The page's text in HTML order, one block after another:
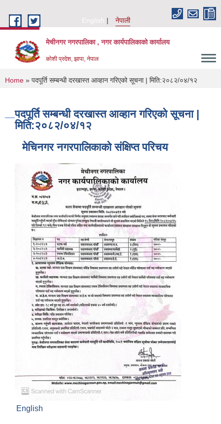
English
नेपाली
मेचीनगर नगरपालिका , नगर कार्यपालिकाको कार्यालय
कोशी प्रदेश, झापा, नेपाल
You are here
Home » पदपूर्ति सम्बन्धी दरखास्त आव्हान गरिएको सूचना | मिति:२०८२/०४/१२
पदपूर्ति सम्बन्धी दरखास्त आव्हान गरिएको सूचना |
मिति:२०८२/०४/१२
मेचिनगर नगरपालिकाको संक्षिप्‍त परिचय
English